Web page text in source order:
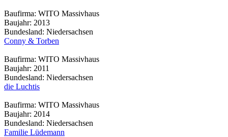
Baufirma: WITO Massivhaus
Baujahr: 2013
Bundesland: Niedersachsen
Conny & Torben
Baufirma: WITO Massivhaus
Baujahr: 2011
Bundesland: Niedersachsen
die Luchtis
Baufirma: WITO Massivhaus
Baujahr: 2014
Bundesland: Niedersachsen
Familie Lüdemann